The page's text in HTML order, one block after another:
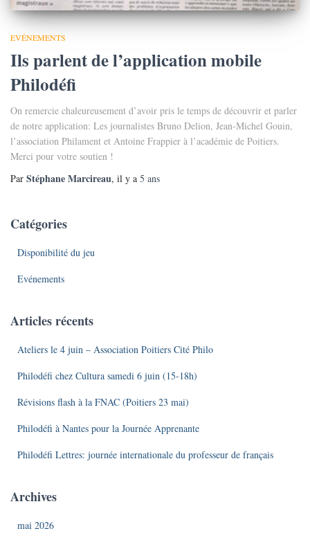
EVÉNEMENTS
Ils parlent de l’application mobile
Philodéfi
On remercie chaleureusement d’avoir pris le temps de découvrir et parler
de notre application: Les journalistes Bruno Delion, Jean-Michel Gouin,
l’association Philament et Antoine Frappier à l’académie de Poitiers.
Merci pour votre soutien !
Par Stéphane Marcireau, il y a 5 ans
Catégories
Disponibilité du jeu
Evénements
Articles récents
Ateliers le 4 juin – Association Poitiers Cité Philo
Philodéfi chez Cultura samedi 6 juin (15-18h)
Révisions flash à la FNAC (Poitiers 23 mai)
Philodéfi à Nantes pour la Journée Apprenante
Philodéfi Lettres: journée internationale du professeur de français
Archives
mai 2026